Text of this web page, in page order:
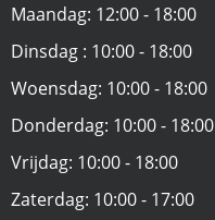
Maandag: 12:00 - 18:00
Dinsdag : 10:00 - 18:00
Woensdag: 10:00 - 18:00
Donderdag: 10:00 - 18:00
Vrijdag: 10:00 - 18:00
Zaterdag: 10:00 - 17:00